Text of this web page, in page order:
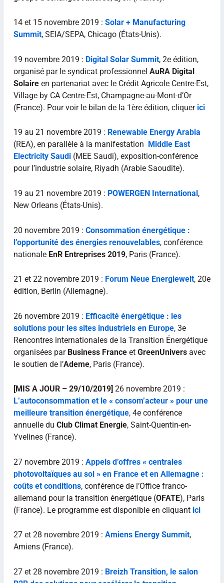
14 et 15 novembre 2019 : Solar + Manufacturing
Summit, SEIA/SEPA, Chicago (États-Unis).
19 novembre 2019 : Digital Solar Summit, 2e édition,
organisé par le syndicat professionnel AuRA Digital
Solaireen partenariat avec le Crédit Agricole Centre-Est,
Village by CA Centre-Est, Champagne-au-Mont-d’Or
(France). Pour voir le bilan de la 1ère édition, cliquer ici
19 au 21 novembre 2019 : Renewable Energy Arabia
(REA), en parallèle à la manifestation
Middle East
Electricity Saudi(MEE Saudi), exposition-conférence
pour l’industrie solaire, Riyadh (Arabie Saoudite).
19 au 21 novembre 2019 : POWERGEN International,
New Orleans (États-Unis).
20 novembre 2019 : Consommation énergétique :
l’opportunité des énergies renouvelables, conférence
nationale EnR Entreprises 2019, Paris (France).
21 et 22 novembre 2019 : Forum Neue Energiewelt, 20e
édition, Berlin (Allemagne).
26 novembre 2019 : Efficacité énergétique : les
solutions pour les sites industriels en Europe, 3e
Rencontres internationales de la Transition Énergétique
organisées par Business Franceet GreenUniversavec
le soutien de l’Ademe, Paris (France).
[MIS A JOUR – 29/10/2019] 26 novembre 2019 :
L’autoconsommation et le « consom’acteur » pour une
meilleure transition énergétique, 4e conférence
annuelle du Club Climat Energie, Saint-Quentin-en-
Yvelines (France).
27 novembre 2019 : Appels d’offres « centrales
photovoltaïques au sol » en France et en Allemagne :
coûts et conditions, conférence de l’Office franco-
allemand pour la transition énergétique (OFATE), Paris
(France). Le programme est disponible en cliquant ici
27 et 28 novembre 2019 : Amiens Energy Summit,
Amiens (France).
27 et 28 novembre 2019 : Breizh Transition, le salon